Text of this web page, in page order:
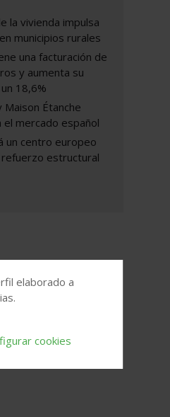
la vivienda impulsa
municipios rurales
una facturación de
y aumenta su
18,6%
Étanche
mercado español
un centro europeo
estructural
elaborado a
cookies